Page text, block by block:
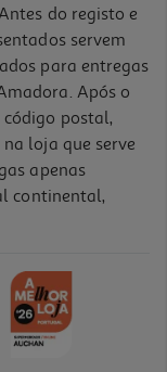
do registo e
servem
para entregas
Após o
postal,
loja que serve
apenas
continental,